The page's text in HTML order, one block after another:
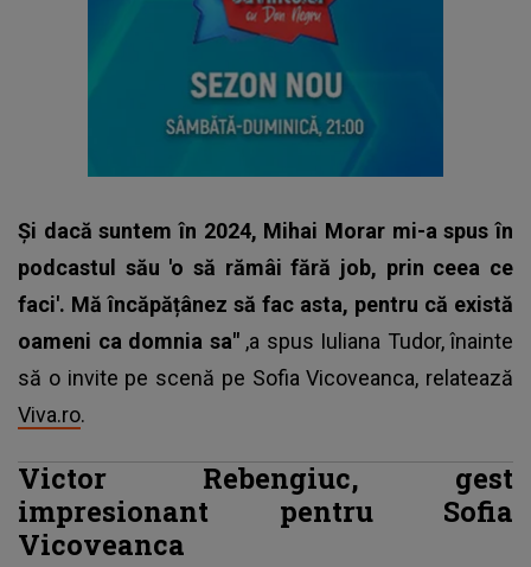
Și dacă suntem în 2024, Mihai Morar mi-a spus în
podcastul său 'o să rămâi fără job, prin ceea ce
faci'. Mă încăpățânez să fac asta, pentru că există
oameni ca domnia sa" ,a spus Iuliana Tudor, înainte
să o invite pe scenă pe Sofia Vicoveanca, relatează
Viva.ro.
Victor Rebengiuc, gest
impresionant pentru Sofia
Vicoveanca